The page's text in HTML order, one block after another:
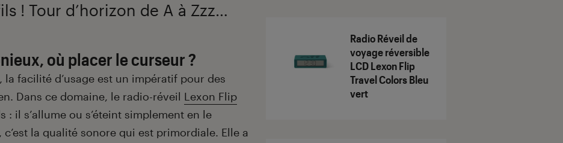
! Tour d’horizon de A à Zzz…
où placer le curseur ?
facilité d’usage est un impératif pour des
Dans ce domaine, le radio-réveil Lexon Flip
: il s’allume ou s’éteint simplement en le
c’est la qualité sonore qui est primordiale. Elle a
Radio Réveil de
voyage réversible
LCD Lexon Flip
Travel Colors Bleu
vert